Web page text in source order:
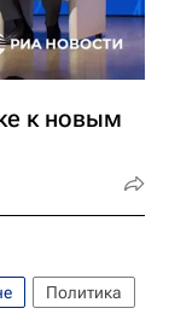
к новым
Политика